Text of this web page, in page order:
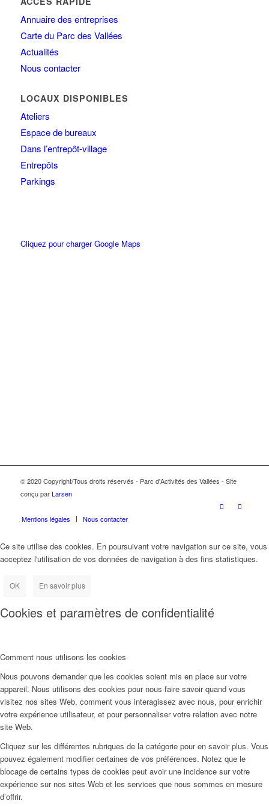
Annuaire des entreprises
Carte du Parc des Vallées
Actualités
Nous contacter
LOCAUX DISPONIBLES
Ateliers
Espace de bureaux
Dans l’entrepôt-village
Entrepôts
Parkings
Cliquez pour charger Google Maps
© 2020 Copyright/Tous droits réservés - Parc d'Activités des Vallées - Site
conçu parLarsen
Mentions légales Nous contacter
Ce site utilise des cookies. En poursuivant votre navigation sur ce site, vous
acceptez l'utilisation de vos données de navigation à des fins statistiques.
OK En savoir plus
Cookies et paramètres de confidentialité
Comment nous utilisons les cookies
Nous pouvons demander que les cookies soient mis en place sur votre
appareil. Nous utilisons des cookies pour nous faire savoir quand vous
visitez nos sites Web, comment vous interagissez avec nous, pour enrichir
votre expérience utilisateur, et pour personnaliser votre relation avec notre
site Web.
Cliquez sur les différentes rubriques de la catégorie pour en savoir plus. Vous
pouvez également modifier certaines de vos préférences. Notez que le
blocage de certains types de cookies peut avoir une incidence sur votre
expérience sur nos sites Web et les services que nous sommes en mesure
d’offrir.